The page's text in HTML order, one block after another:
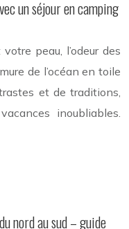
un séjour en camping
peau, l’odeur des
de l’océan en toile
et de traditions,
inoubliables.
nord au sud – guide